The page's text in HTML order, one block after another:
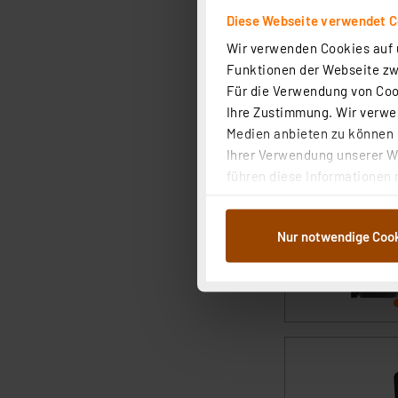
Diese Webseite verwendet
Wir verwenden Cookies
Funktionen der Webseite
Für die Verwendung von
Ihre Zustimmung. Wir
Medien anbieten zu
Ihrer Verwendung unserer
führen diese Informationen
Weiterverarbeitung für die
Abs.1a DSG-VO) zu. Eine
ganz oder teilweise
dazu führen, dass die
Nur notwendige